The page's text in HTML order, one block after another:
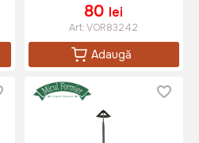
80 lei
Art:VOR83242
Adaugă